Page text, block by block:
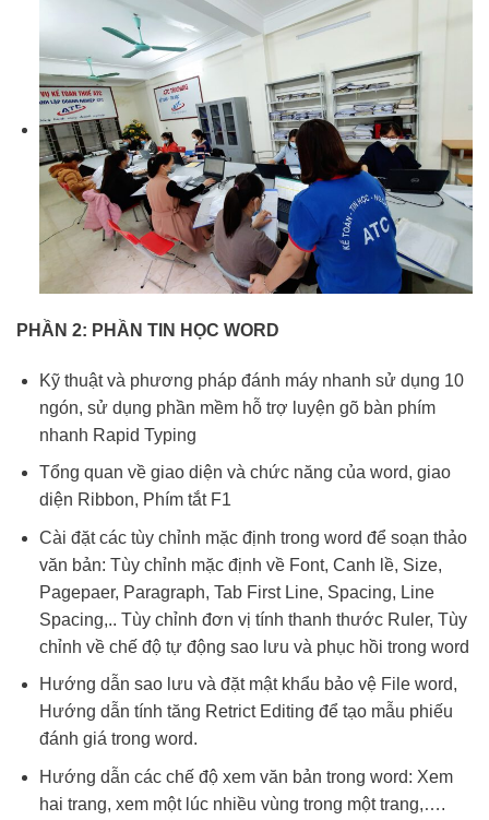
PHẦN 2: PHẦN TIN HỌC WORD
Kỹ thuật và phương pháp đánh máy nhanh sử dụng 10
ngón, sử dụng phần mềm hỗ trợ luyện gõ bàn phím
nhanh Rapid Typing
Tổng quan về giao diện và chức năng của word, giao
diện Ribbon, Phím tắt F1
Cài đặt các tùy chỉnh mặc định trong word để soạn thảo
văn bản: Tùy chỉnh mặc định về Font, Canh lề, Size,
Pagepaer, Paragraph, Tab First Line, Spacing, Line
Spacing,.. Tùy chỉnh đơn vị tính thanh thước Ruler, Tùy
chỉnh về chế độ tự động sao lưu và phục hồi trong word
Hướng dẫn sao lưu và đặt mật khẩu bảo vệ File word,
Hướng dẫn tính tăng Retrict Editing để tạo mẫu phiếu
đánh giá trong word.
Hướng dẫn các chế độ xem văn bản trong word: Xem
hai trang, xem một lúc nhiều vùng trong một trang,….